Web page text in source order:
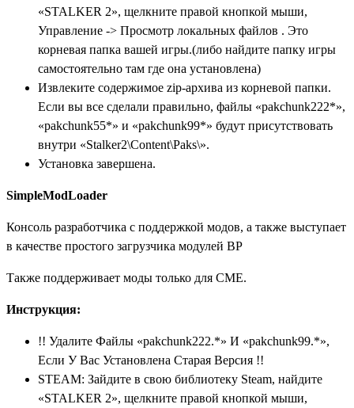
«STALKER 2», щелкните правой кнопкой мыши,
Управление -> Просмотр локальных файлов . Это
корневая папка вашей игры.(либо найдите папку игры
самостоятельно там где она установлена)
Извлеките содержимое zip-архива из корневой папки.
Если вы все сделали правильно, файлы «pakchunk222*»,
«pakchunk55*» и «pakchunk99*» будут присутствовать
внутри «Stalker2\Content\Paks\».
Установка завершена.
SimpleModLoader
Консоль разработчика с поддержкой модов, а также выступает
в качестве простого загрузчика модулей BP
Также поддерживает моды только для CME.
Инструкция:
!! Удалите Файлы «pakchunk222.*» И «pakchunk99.*»,
Если У Вас Установлена Старая Версия !!
STEAM: Зайдите в свою библиотеку Steam, найдите
«STALKER 2», щелкните правой кнопкой мыши,